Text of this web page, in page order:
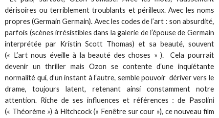
dérisoires ou terriblement troublants et périlleux. Avec les noms
propres (Germain Germain). Avec les codes de l’art : son absurdité,
parfois (scènes irrésistibles dans la galerie de l’épouse de Germain
interprétée par Kristin Scott Thomas) et sa beauté, souvent
(« L’art nous éveille à la beauté des choses » ). Cela pourrait
devenir un thriller mais Ozon se contente d’une inquiétante
normalité qui, d’un instant à l’autre, semble pouvoir dériver vers le
drame, toujours latent, retenant ainsi constamment notre
attention. Riche de ses influences et références : de Pasolini
(« Théorème ») à Hitchcock (« Fenêtre sur cour »), ce nouveau film